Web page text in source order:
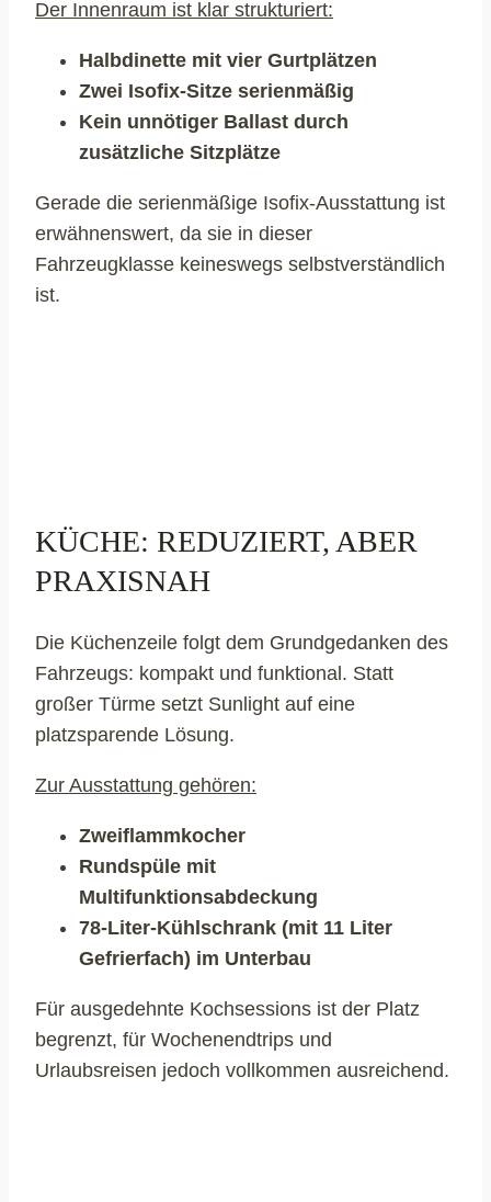
Der Innenraum ist klar strukturiert:
Halbdinette mit vier Gurtplätzen
Zwei Isofix-Sitze serienmäßig
Kein unnötiger Ballast durch
zusätzliche Sitzplätze
Gerade die serienmäßige Isofix-Ausstattung ist
erwähnenswert, da sie in dieser
Fahrzeugklasse keineswegs selbstverständlich
ist.
KÜCHE: REDUZIERT, ABER
PRAXISNAH
Die Küchenzeile folgt dem Grundgedanken des
Fahrzeugs: kompakt und funktional. Statt
großer Türme setzt Sunlight auf eine
platzsparende Lösung.
Zur Ausstattung gehören:
Zweiflammkocher
Rundspüle mit
Multifunktionsabdeckung
78-Liter-Kühlschrank (mit 11 Liter
Gefrierfach) im Unterbau
Für ausgedehnte Kochsessions ist der Platz
begrenzt, für Wochenendtrips und
Urlaubsreisen jedoch vollkommen ausreichend.